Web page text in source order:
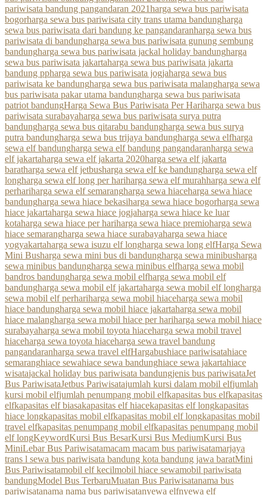
pariwisata bandung pangandaran 2021harga sewa bus pariwisata
bogorharga sewa bus pariwisata city trans utama bandungharga
sewa bus pariwisata dari bandung ke pangandaranharga sewa bus
pariwisata di bandungharga sewa bus pariwisata gunung sembung
bandungharga sewa bus pariwisata jackal holiday bandungharga
sewa bus pariwisata jakartaharga sewa bus pariwisata jakarta
bandung ppharga sewa bus pariwisata jogjaharga sewa bus
pariwisata ke bandungharga sewa bus pariwisata malangharga sewa
bus pariwisata pakar utama bandungharga sewa bus pariwisata
patriot bandungHarga Sewa Bus Pariwisata Per Hariharga sewa bus
pariwisata surabayaharga sewa bus pariwisata surya putra
bandungharga sewa bus qitarabu bandungharga sewa bus surya
putra bandungharga sewa bus trijaya bandungharga sewa elfharga
sewa elf bandungharga sewa elf bandung pangandaranharga sewa
elf jakartaharga sewa elf jakarta 2020harga sewa elf jakarta
baratharga sewa elf jetbusharga sewa elf ke bandungharga sewa elf
longharga sewa elf long per hariharga sewa elf murahharga sewa elf
perhariharga sewa elf semarangharga sewa hiaceharga sewa hiace
bandungharga sewa hiace bekasiharga sewa hiace bogorharga sewa
hiace jakartaharga sewa hiace jogjaharga sewa hiace ke luar
kotaharga sewa hiace per hariharga sewa hiace premioharga sewa
hiace semarangharga sewa hiace surabayaharga sewa hiace
yogyakartaharga sewa isuzu elf longharga sewa long elfHarga Sewa
Mini Busharga sewa mini bus di bandungharga sewa minibusharga
sewa minibus bandungharga sewa minibus elfharga sewa mobil
bandros bandungharga sewa mobil elfharga sewa mobil elf
bandungharga sewa mobil elf jakartaharga sewa mobil elf longharga
sewa mobil elf perhariharga sewa mobil hiaceharga sewa mobil
hiace bandungharga sewa mobil hiace jakartaharga sewa mobil
hiace malangharga sewa mobil hiace per hariharga sewa mobil hiace
surabayaharga sewa mobil toyota hiaceharga sewa mobil travel
hiaceharga sewa toyota hiaceharga sewa travel bandung
pangandaranharga sewa travel elfHargabushiace pariwisatahiace
semaranghiace sewahiace sewa bandunghiace sewa jakartahiace
wisatajackal holiday bus pariwisata bandungjenis bus pariwisataJet
Bus PariwisataJetbus Pariwisatajumlah kursi dalam mobil elfjumlah
kursi mobil elfjumlah penumpang mobil elfkapasitas bus elfkapasitas
elfkapasitas elf biasakapasitas elf hiacekapasitas elf longkapasitas
hiace longkapasitas mobil elfkapasitas mobil elf longkapasitas mobil
travel elfkapasitas penumpang mobil elfkapasitas penumpang mobil
elf longKeywordKursi Bus BesarKursi Bus MediumKursi Bus
MiniLebar Bus Pariwisatamacam macam bus pariwisatamarjaya
trans l sewa bus pariwisata bandung kota bandung jawa baratMini
Bus Pariwisatamobil elf kecilmobil hiace sewamobil pariwisata
bandungModel Bus TerbaruMuatan Bus Pariwisatanama bus
pariwisatanama nama bus pariwisatanyewa elfnyewa elf